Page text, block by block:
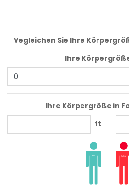
Vegleichen Sie Ihre
Ihre
Ihre Körpergröße in
ft